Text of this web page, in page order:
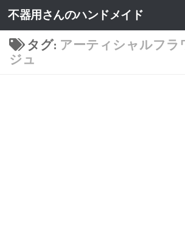
不器用さんのハンドメイド
タグ: アーティシャルフラ
ジュ